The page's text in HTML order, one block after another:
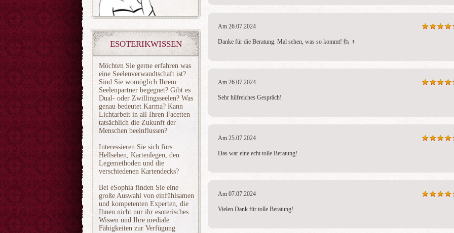
ESOTERIKWISSEN
Möchten Sie gerne erfahren was
eine Seelenverwandtschaft ist?
Sind Sie womöglich Ihrem
Seelenpartner begegnet? Gibt es
Dual- oder Zwillingsseelen? Was
genau bedeutet Karma? Kann
Lichtarbeit in all Ihren Facetten
tatsächlich die Zukunft der
Menschen beeinflussen?
Interessieren Sie sich fürs
Hellsehen, Kartenlegen, den
Legemethoden und die
verschiedenen Kartendecks?
Bei eSophia finden Sie eine
große Auswahl von einfühlsamen
und kompetenten Experten, die
Ihnen nicht nur ihr esoterisches
Wissen und Ihre mediale
Fähigkeiten zur Verfügung
Am 26.07.2024
Danke für die Beratung. Mal sehen, was so kommt! 🙋 ‍♀ ️
Am 26.07.2024
Sehr hilfreiches Gespräch!
Am 25.07.2024
Das war eine echt tolle Beratung!
Am 07.07.2024
Vielen Dank für tolle Beratung!